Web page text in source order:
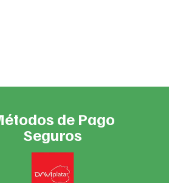
de Pago
Seguros